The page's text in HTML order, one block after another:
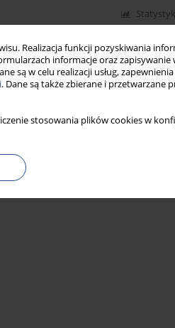
Realizacja funkcji pozyskiwania
informacje oraz
są w celu realizacji usług,
. Dane są także zbierane i przetwarzane
stosowania plików cookies w